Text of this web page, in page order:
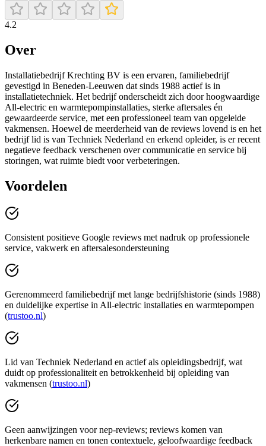
4.2
Over
Installatiebedrijf Krechting BV is een ervaren, familiebedrijf
gevestigd in Beneden‑Leeuwen dat sinds 1988 actief is in
installatietechniek. Het bedrijf onderscheidt zich door hoogwaardige
All‑electric en warmtepompinstallaties, sterke aftersales én
gewaardeerde service, met een professioneel team van opgeleide
vakmensen. Hoewel de meerderheid van de reviews lovend is en het
bedrijf lid is van Techniek Nederland en erkend opleider, is er recent
negatieve feedback verschenen over communicatie en service bij
storingen, wat ruimte biedt voor verbeteringen.
Voordelen
Consistent positieve Google reviews met nadruk op professionele
service, vakwerk en aftersalesondersteuning
Gerenommeerd familiebedrijf met lange bedrijfshistorie (sinds 1988)
en duidelijke expertise in All-electric installaties en warmtepompen
(trustoo.nl)
Lid van Techniek Nederland en actief als opleidingsbedrijf, wat
duidt op professionaliteit en betrokkenheid bij opleiding van
vakmensen (trustoo.nl)
Geen aanwijzingen voor nep‑reviews; reviews komen van
herkenbare namen en tonen contextuele, geloofwaardige feedback